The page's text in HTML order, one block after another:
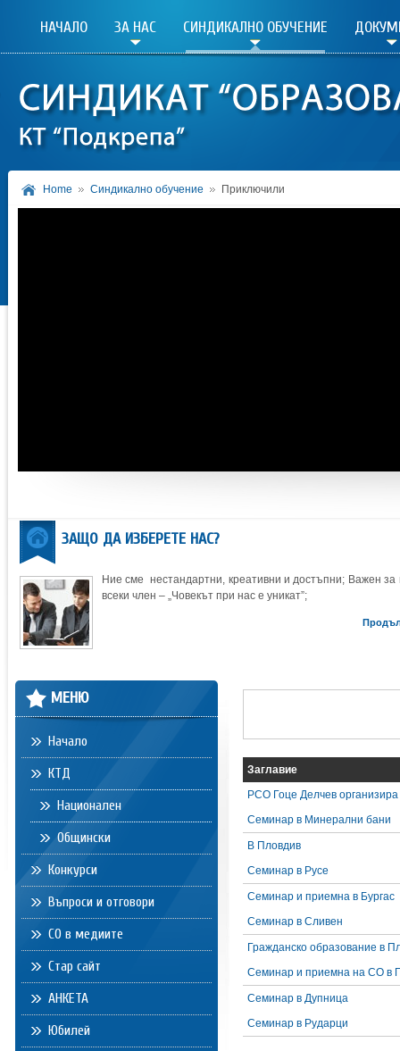
НАЧАЛО ЗА НАС СИНДИКАЛНО ОБУЧЕНИЕ
Home Синдикално обучение Приключили
ЗАЩО ДА ИЗБЕРЕТЕ НАС?
Ние сме нестандартни, креативни и достъпни; Важен за
всеки член – „Човекът при нас е уникат”;
Заглавие
РСО Гоце Делчев
Семинар в Минерални бани
В Пловдив
Семинар в Русе
Семинар и приемна в Бургас
Семинар в Сливен
Гражданско образование в
Семинар и приемна на СО в
Семинар в Дупница
Семинар в Рударци
МЕНЮ
Начало
КТД
Национален
Общински
Конкурси
Въпроси и отговори
СО в медиите
Стар сайт
АНКЕТА
Юбилей